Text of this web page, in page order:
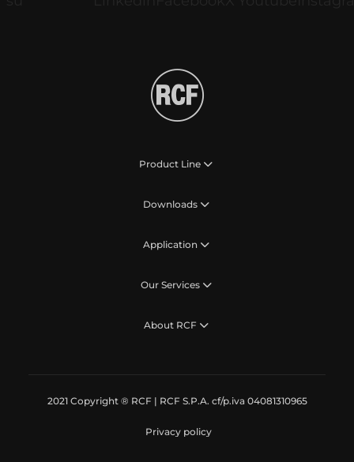
Product Line
Downloads
Application
Our Services
About RCF
2021 Copyright ® RCF | RCF S.P.A. cf/p.iva 04081310965
Privacy policy